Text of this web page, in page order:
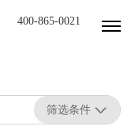
400-865-0021
筛选条件